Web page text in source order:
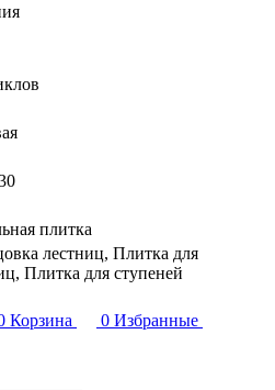
плитка
лестниц, Плитка для
Плитка для ступеней
Корзина 0 Избранные